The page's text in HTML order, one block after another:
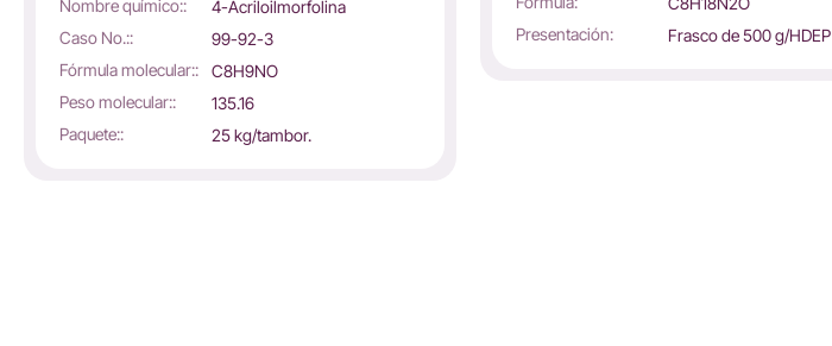
Nombre químico::
4-Acriloilmorfolina
Caso No.::
99-92-3
Fórmula molecular::
C8H9NO
Peso molecular::
135.16
Paquete::
25 kg/tambor.
Presentación:
Frasco de 500 g/HDEP